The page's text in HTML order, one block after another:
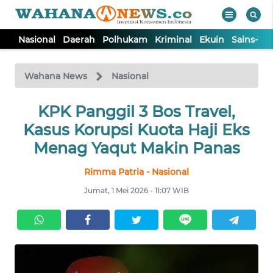
Nasional Daerah Polhukam Kriminal Ekuin Sains-
Wahana News Nasional
KPK Panggil 3 Bos Travel,
Kasus Korupsi Kuota Haji Eks
Menag Yaqut Makin Panas
Rimma Patria - Nasional
Jumat, 1 Mei 2026 - 11:07 WIB
TV
Tutup
NASIONAL
DAERAH
KRIMINAL
EKUIN